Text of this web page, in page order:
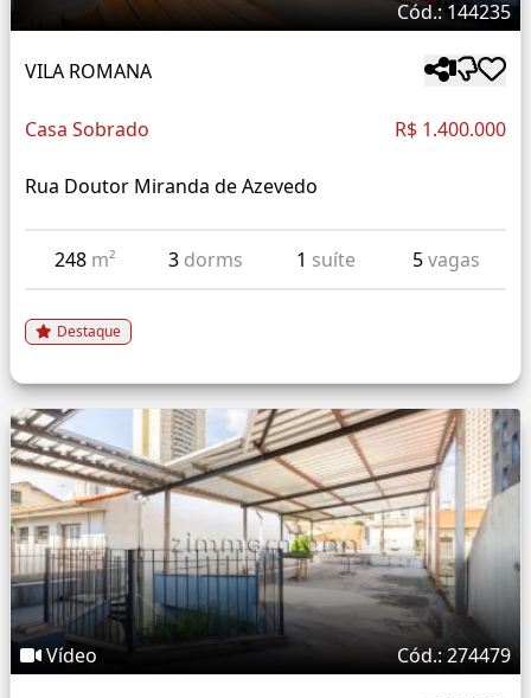
Cód.: 144235
VILA ROMANA
Casa Sobrado R$ 1.400.000
Rua Doutor Miranda de Azevedo
248 m² 3 dorms 1 suíte 5vagas
Destaque
Vídeo Cód.: 274479